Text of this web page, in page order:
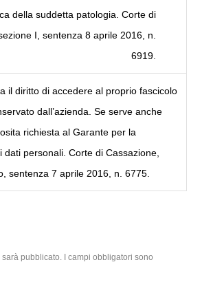
della suddetta patologia. Corte di
I, sentenza 8 aprile 2016, n.
6919.
il diritto di accedere al proprio fascicolo
dall’azienda. Se serve anche
richiesta al Garante per la
dati personali. Corte di Cassazione,
sentenza 7 aprile 2016, n. 6775.
sarà pubblicato.
I campi obbligatori sono